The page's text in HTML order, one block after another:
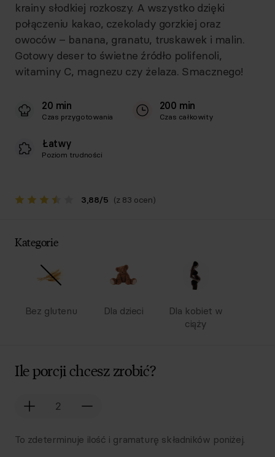
krainy słodkiej rozkoszy. A wszystko dzięki
połączeniu kakao, czekolady gorzkiej oraz
owoców – banana, granatu, truskawek i malin.
Gotowy deser to świetne źródło polifenoli,
witaminy C, magnezu czy żelaza. Smacznego!
20 min
Czas przygotowania
200 min
Czas całkowity
Łatwy
Poziom trudności
3,88/5 (z 83 ocen)
Kategorie
Bez glutenu Dla dzieci
Dla kobiet w
ciąży
Ile porcji chcesz zrobić?
To zdeterminuje ilość i gramaturę składników poniżej.